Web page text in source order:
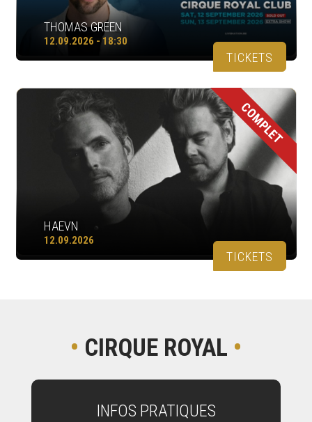
THOMAS GREEN
12.09.2026 - 18:30
TICKETS
COMPLET
HAEVN
12.09.2026
TICKETS
• CIRQUE ROYAL •
INFOS PRATIQUES